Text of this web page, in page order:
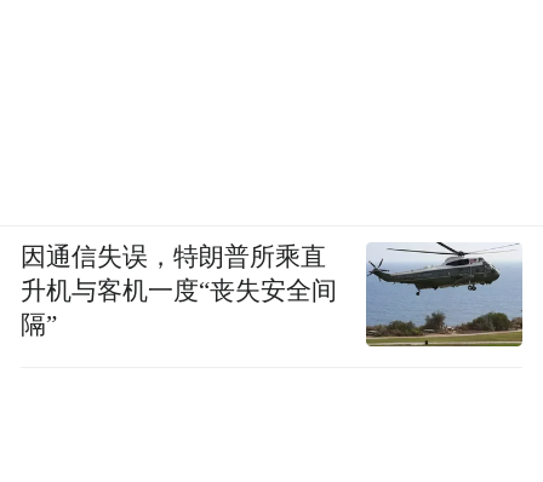
因通信失误，特朗普所乘直
升机与客机一度“丧失安全间
隔”